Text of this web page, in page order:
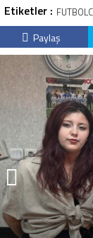
Etiketler :
Paylaş